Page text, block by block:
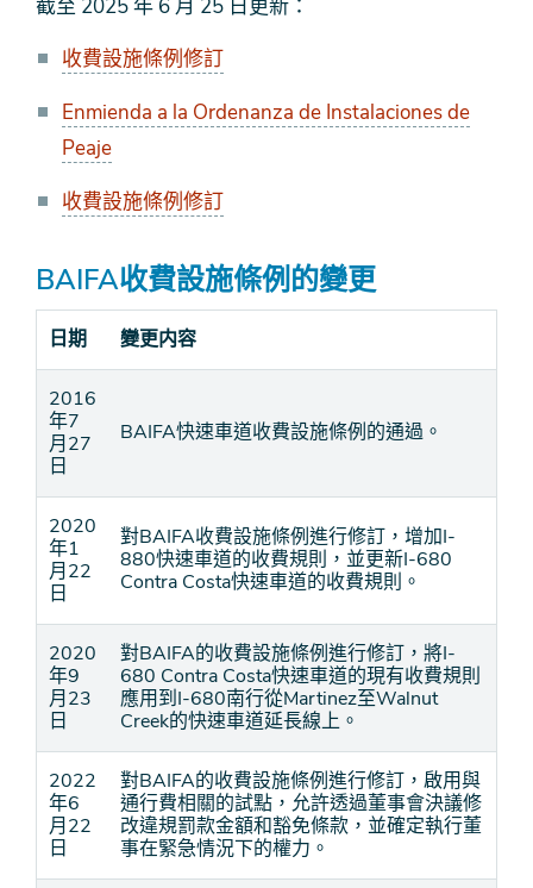
截至 2025 年 6 月 25 日更新：
收費設施條例修訂
Enmienda a la Ordenanza de Instalaciones de
Peaje
收費設施條例修訂
BAIFA收費設施條例的變更
日期 變更内容
2016
年7
月27
日
BAIFA快速車道收費設施條例的通過。
2020
年1
月22
日
對BAIFA收費設施條例進行修訂，增加I-
880快速車道的收費規則，並更新I-680
Contra Costa快速車道的收費規則。
2020
年9
月23
日
對BAIFA的收費設施條例進行修訂，將I-
680 Contra Costa快速車道的現有收費規則
應用到I-680南行從Martinez至Walnut
Creek的快速車道延長線上。
2022
年6
月22
日
對BAIFA的收費設施條例進行修訂，啟用與
通行費相關的試點，允許透過董事會決議修
改違規罰款金額和豁免條款，並確定執行董
事在緊急情況下的權力。